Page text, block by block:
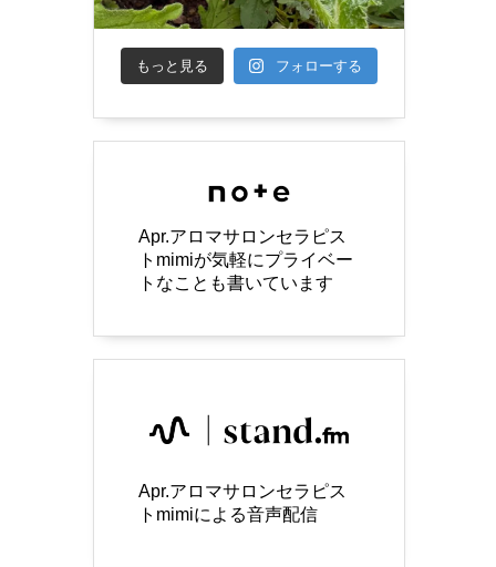
もっと見る フォローする
Apr.アロマサロンセラピス
トmimiが気軽にプライベー
トなことも書いています
Apr.アロマサロンセラピス
トmimiによる音声配信